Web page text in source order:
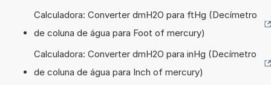
Calculadora: Converter dmH2O para ftHg (Decímetro
de coluna de água para Foot of mercury)
Calculadora: Converter dmH2O para inHg (Decímetro
de coluna de água para Inch of mercury)